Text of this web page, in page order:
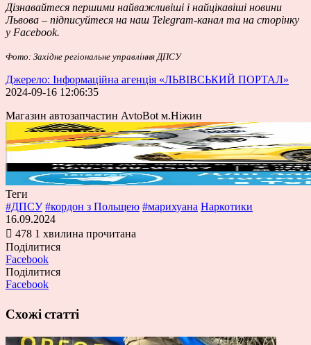
Дізнавайтеся першими найважливіші і найцікавіші новини
Львова – підписуйтеся на наш Telegram-канал та на сторінку
у Facebook.
Фото: Західне регіональне управління ДПСУ
Джерело: Інформаційна агенція «ЛЬВІВСЬКИЙ ПОРТАЛ»
2024-09-16 12:06:35
Магазин автозапчастин AvtoBot м.Ніжин
Теги
#ДПСУ #кордон з Польщею #марихуана Наркотики
16.09.2024
478 1 хвилина прочитана
Поділитися
Facebook
Поділитися
Facebook
Схожі статті